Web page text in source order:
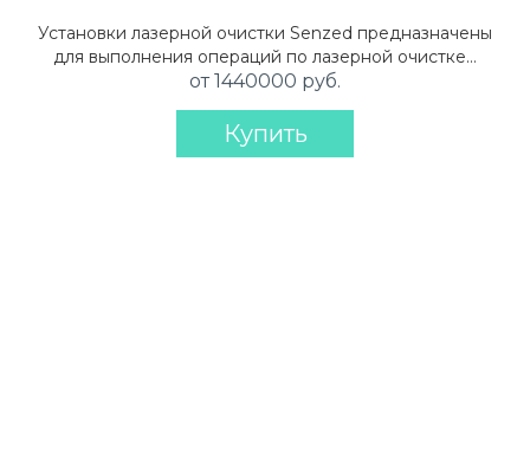
Установки лазерной очистки Senzed предназначены
для выполнения операций по лазерной очистке…
от 1440000 руб.
Купить